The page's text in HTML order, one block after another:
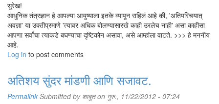
सुरेख!
आधुनिक तंत्रज्ञान हे आपल्या आयुष्याला इतके व्यापून राहिलं आहे की, 'अतिपरिचयात्
अवज्ञा' या उक्तीप्रमाणे 'त्यावर अधिक बोलण्यासारखे काही उरलेच नाही' असा काहीसा
आपणा सर्वांचा त्याकडे बघण्याचा दृष्टिकोन असावा, असे आम्हांला वाटते. >>> हे मननीय
आहे.
Log in to post comments
अतिशय सुंदर मांडणी आणि सजावट.
Permalink Submitted by शाबुतon गुरु., 11/22/2012 - 07:24